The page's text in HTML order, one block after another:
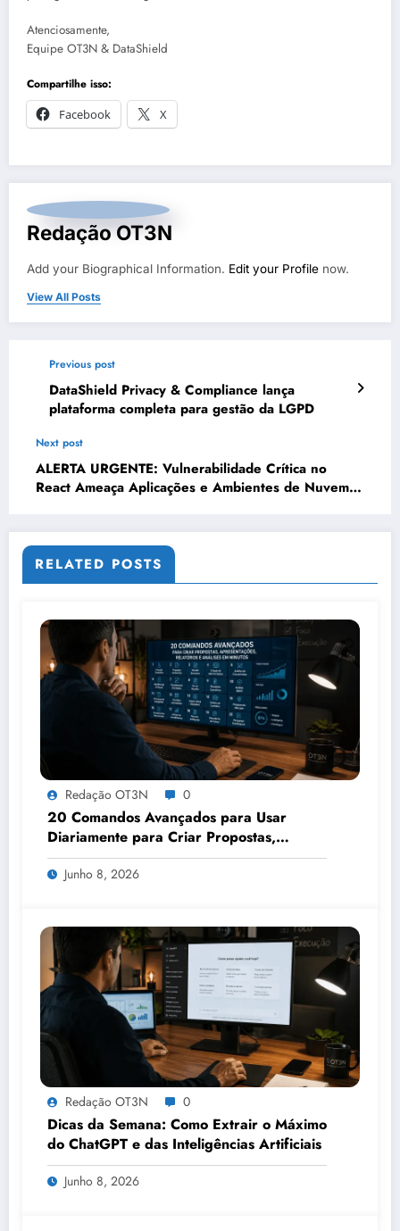
Atenciosamente,
Equipe OT3N & DataShield
Compartilhe isso:
Facebook
X
Redação OT3N
Add your Biographical Information. Edit your Profile now.
View All Posts
Previous post
DataShield Privacy & Compliance lança
plataforma completa para gestão da LGPD
Next post
ALERTA URGENTE: Vulnerabilidade Crítica no
React Ameaça Aplicações e Ambientes de Nuvem –
RELATED POSTS
Redação OT3N 0
20 Comandos Avançados para Usar
Diariamente para Criar Propostas,
Apresentações, Relatórios e Análises em
Minutos
Junho 8, 2026
Redação OT3N 0
Dicas da Semana: Como Extrair o Máximo
do ChatGPT e das Inteligências Artificiais
Junho 8, 2026